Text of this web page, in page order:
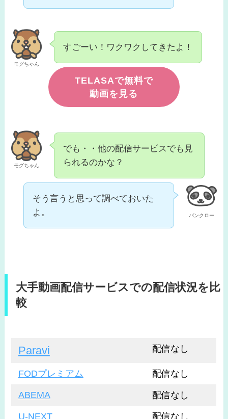
モグちゃん
すごーい！ワクワクしてきたよ！
TELASAで無料で
動画を見る
モグちゃん
でも・・他の配信サービスでも見
られるのかな？
パンクロー
そう言うと思って調べておいた
よ。
大手動画配信サービスでの配信状況を比
較
Paravi 配信なし
FODプレミアム 配信なし
ABEMA 配信なし
U-NEXT 配信なし